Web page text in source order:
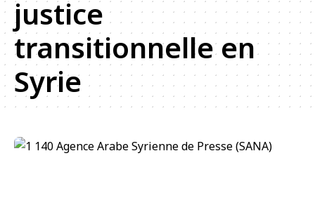
justice
transitionnelle en
Syrie